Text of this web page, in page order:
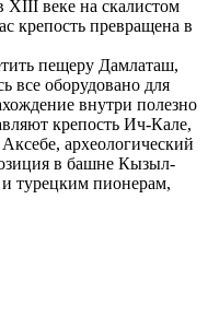
XIII веке на скалистом
крепость превращена в
пещеру Дамлаташ,
все оборудовано для
внутри полезно
крепость Ич-Кале,
археологический
в башне Кызыл-
турецким пионерам,